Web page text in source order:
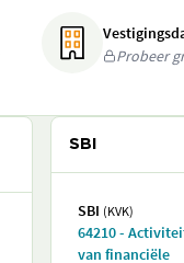
Probeer
SBI
SBI (KVK)
64210 -
van financiële